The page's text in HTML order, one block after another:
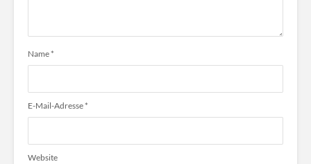
Name *
E-Mail-Adresse *
Website